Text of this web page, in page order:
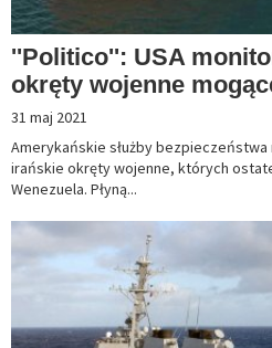
''Politico'': USA
okręty wojenne
31 maj 2021
Amerykańskie służby
irańskie okręty wojenne, których
Wenezuela. Płyną...